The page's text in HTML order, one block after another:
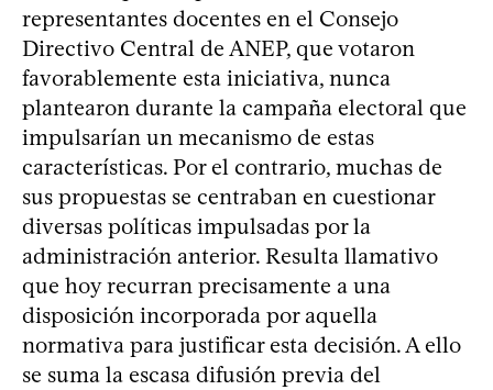
representantes docentes en el Consejo
Directivo Central de ANEP, que votaron
favorablemente esta iniciativa, nunca
plantearon durante la campaña electoral que
impulsarían un mecanismo de estas
características. Por el contrario, muchas de
sus propuestas se centraban en cuestionar
diversas políticas impulsadas por la
administración anterior. Resulta llamativo
que hoy recurran precisamente a una
disposición incorporada por aquella
normativa para justificar esta decisión. A ello
se suma la escasa difusión previa del